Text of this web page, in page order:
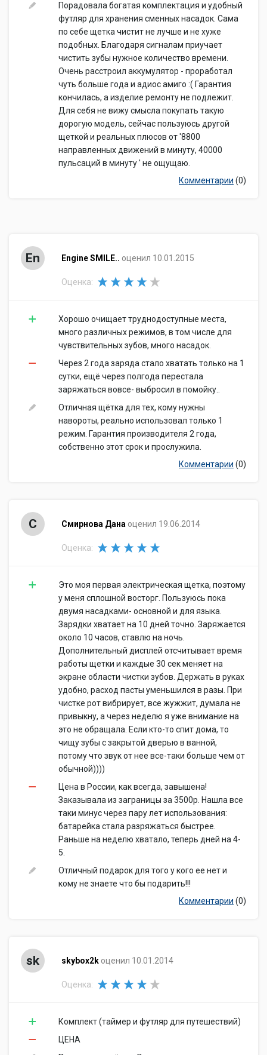
Порадовала богатая комплектация и удобный
футляр для хранения сменных насадок. Сама
по себе щетка чистит не лучше и не хуже
подобных. Благодаря сигналам приучает
чистить зубы нужное количество времени.
Очень расстроил аккумулятор - проработал
чуть больше года и адиос амиго :( Гарантия
кончилась, а изделие ремонту не подлежит.
Для себя не вижу смысла покупать такую
дорогую модель, сейчас пользуюсь другой
щеткой и реальных плюсов от '8800
направленных движений в минуту, 40000
пульсаций в минуту ' не ощущаю.
Комментарии (0)
En Engine SMILE.. оценил 10.01.2015
Оценка:
Хорошо очищает труднодоступные места,
много различных режимов, в том числе для
чувствительных зубов, много насадок.
Через 2 года заряда стало хватать только на 1
сутки, ещё через полгода перестала
заряжаться вовсе- выбросил в помойку..
Отличная щётка для тех, кому нужны
навороты, реально использовал только 1
режим. Гарантия производителя 2 года,
собственно этот срок и прослужила.
Комментарии (0)
С Смирнова Дана оценил 19.06.2014
Оценка:
Это моя первая электрическая щетка, поэтому
у меня сплошной восторг. Пользуюсь пока
двумя насадками- основной и для языка.
Зарядки хватает на 10 дней точно. Заряжается
около 10 часов, ставлю на ночь.
Дополнительный дисплей отсчитывает время
работы щетки и каждые 30 сек меняет на
экране области чистки зубов. Держать в руках
удобно, расход пасты уменьшился в разы. При
чистке рот вибрирует, все жужжит, думала не
привыкну, а через неделю я уже внимание на
это не обращала. Если кто-то спит дома, то
чищу зубы с закрытой дверью в ванной,
потому что звук от нее все-таки больше чем от
обычной))))
Цена в России, как всегда, завышена!
Заказывала из заграницы за 3500р. Нашла все
таки минус через пару лет использования:
батарейка стала разряжаться быстрее.
Раньше на неделю хватало, теперь дней на 4-
5.
Отличный подарок для того у кого ее нет и
кому не знаете что бы подарить!!!
Комментарии (0)
sk skybox2k оценил 10.01.2014
Оценка:
Комплект (таймер и футляр для путешествий)
ЦЕНА